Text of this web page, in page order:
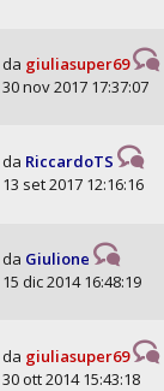
da giuliasuper69
30 nov 2017 17:37:07
da RiccardoTS
13 set 2017 12:16:16
da Giulione
15 dic 2014 16:48:19
da giuliasuper69
30 ott 2014 15:43:18